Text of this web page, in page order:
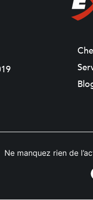
Ne manquez rien de